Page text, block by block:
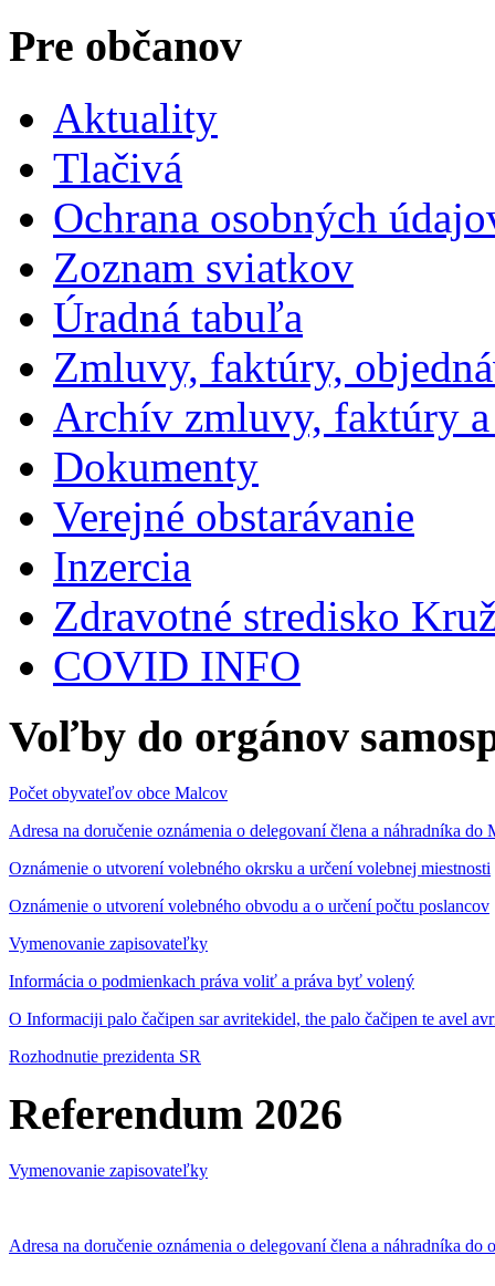
Pre občanov
Aktuality
Tlačivá
Ochrana osobných
Zoznam sviatkov
Úradná tabuľa
Zmluvy, faktúry,
Archív zmluvy, faktúry
Dokumenty
Verejné obstarávanie
Inzercia
Zdravotné stredisko
COVID INFO
Voľby do orgánov
Počet obyvateľov obce Malcov
Adresa na doručenie oznámenia o delegovaní člena a náhradníka
Oznámenie o utvorení volebného okrsku a určení volebnej miestnosti
Oznámenie o utvorení volebného obvodu a o určení počtu poslancov
Vymenovanie zapisovateľky
Informácia o podmienkach práva voliť a práva byť volený
O Informaciji palo čačipen sar avritekidel, the palo čačipen te avel
Rozhodnutie prezidenta SR
Referendum 2026
Vymenovanie zapisovateľky
Adresa na doručenie oznámenia o delegovaní člena a náhradníka